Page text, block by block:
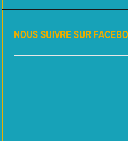
NOUS SUIVRE SUR